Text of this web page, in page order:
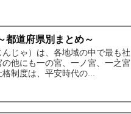
都道府県別まとめ～
じゃ）は、各地域の中で最も社
他にも一の宮、一ノ宮、一之宮
制度は、平安時代の...